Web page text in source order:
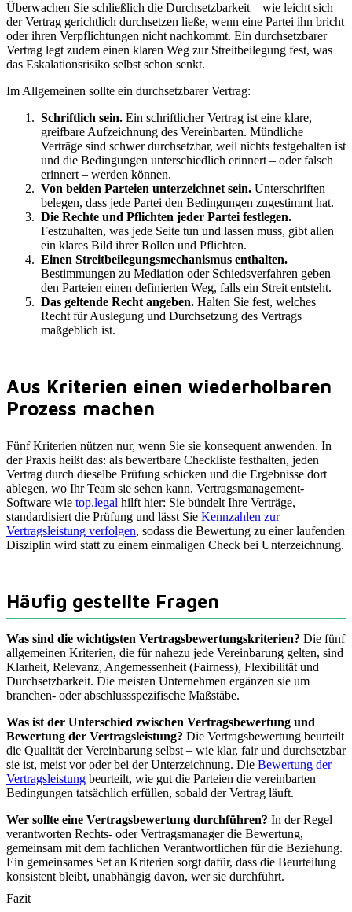
Überwachen Sie schließlich die Durchsetzbarkeit – wie leicht sich
der Vertrag gerichtlich durchsetzen ließe, wenn eine Partei ihn bricht
oder ihren Verpflichtungen nicht nachkommt. Ein durchsetzbarer
Vertrag legt zudem einen klaren Weg zur Streitbeilegung fest, was
das Eskalationsrisiko selbst schon senkt.
Im Allgemeinen sollte ein durchsetzbarer Vertrag:
Schriftlich sein. Ein schriftlicher Vertrag ist eine klare,
greifbare Aufzeichnung des Vereinbarten. Mündliche
Verträge sind schwer durchsetzbar, weil nichts festgehalten ist
und die Bedingungen unterschiedlich erinnert – oder falsch
erinnert – werden können.
Von beiden Parteien unterzeichnet sein. Unterschriften
belegen, dass jede Partei den Bedingungen zugestimmt hat.
Die Rechte und Pflichten jeder Partei festlegen.
Festzuhalten, was jede Seite tun und lassen muss, gibt allen
ein klares Bild ihrer Rollen und Pflichten.
Einen Streitbeilegungsmechanismus enthalten.
Bestimmungen zu Mediation oder Schiedsverfahren geben
den Parteien einen definierten Weg, falls ein Streit entsteht.
Das geltende Recht angeben. Halten Sie fest, welches
Recht für Auslegung und Durchsetzung des Vertrags
maßgeblich ist.
Aus Kriterien einen wiederholbaren
Prozess machen
Fünf Kriterien nützen nur, wenn Sie sie konsequent anwenden. In
der Praxis heißt das: als bewertbare Checkliste festhalten, jeden
Vertrag durch dieselbe Prüfung schicken und die Ergebnisse dort
ablegen, wo Ihr Team sie sehen kann. Vertragsmanagement-
Software wie top.legal hilft hier: Sie bündelt Ihre Verträge,
standardisiert die Prüfung und lässt Sie Kennzahlen zur
Vertragsleistung verfolgen, sodass die Bewertung zu einer laufenden
Disziplin wird statt zu einem einmaligen Check bei Unterzeichnung.
Häufig gestellte Fragen
Was sind die wichtigsten Vertragsbewertungskriterien? Die fünf
allgemeinen Kriterien, die für nahezu jede Vereinbarung gelten, sind
Klarheit, Relevanz, Angemessenheit (Fairness), Flexibilität und
Durchsetzbarkeit. Die meisten Unternehmen ergänzen sie um
branchen- oder abschlussspezifische Maßstäbe.
Was ist der Unterschied zwischen Vertragsbewertung und
Bewertung der Vertragsleistung? Die Vertragsbewertung beurteilt
die Qualität der Vereinbarung selbst – wie klar, fair und durchsetzbar
sie ist, meist vor oder bei der Unterzeichnung. Die Bewertung der
Vertragsleistung beurteilt, wie gut die Parteien die vereinbarten
Bedingungen tatsächlich erfüllen, sobald der Vertrag läuft.
Wer sollte eine Vertragsbewertung durchführen? In der Regel
verantworten Rechts- oder Vertragsmanager die Bewertung,
gemeinsam mit dem fachlichen Verantwortlichen für die Beziehung.
Ein gemeinsames Set an Kriterien sorgt dafür, dass die Beurteilung
konsistent bleibt, unabhängig davon, wer sie durchführt.
Fazit